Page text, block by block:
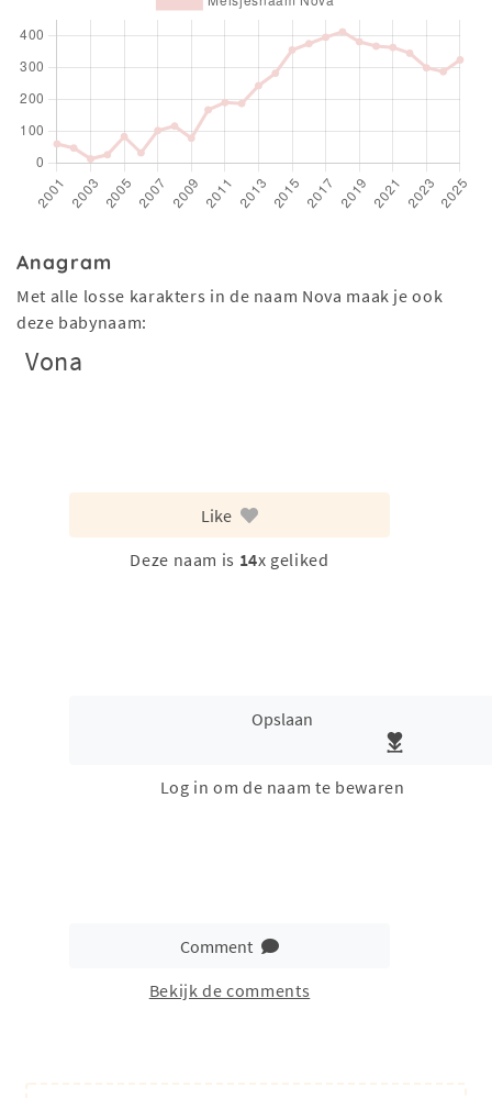
Anagram
Met alle losse karakters in de naam Nova maak je ook
deze babynaam:
Vona
Like
Deze naam is 14x geliked
Opslaan
Log in om de naam te bewaren
Comment
Bekijk de comments